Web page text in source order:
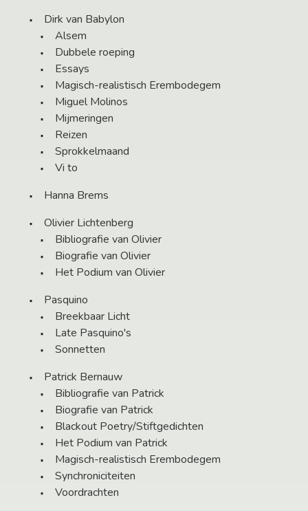
Dirk van Babylon
Alsem
Dubbele roeping
Essays
Magisch-realistisch Erembodegem
Miguel Molinos
Mijmeringen
Reizen
Sprokkelmaand
Vi to
Hanna Brems
Olivier Lichtenberg
Bibliografie van Olivier
Biografie van Olivier
Het Podium van Olivier
Pasquino
Breekbaar Licht
Late Pasquino's
Sonnetten
Patrick Bernauw
Bibliografie van Patrick
Biografie van Patrick
Blackout Poetry/Stiftgedichten
Het Podium van Patrick
Magisch-realistisch Erembodegem
Synchroniciteiten
Voordrachten